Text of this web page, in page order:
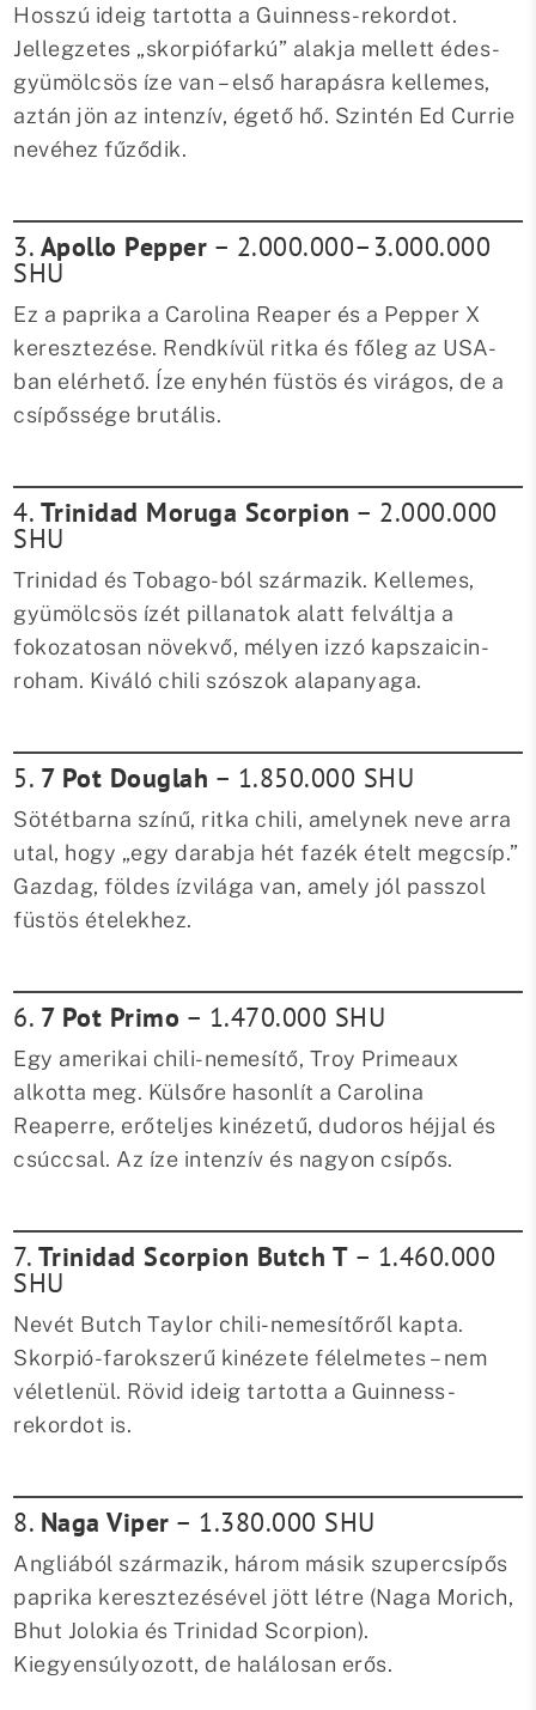
Hosszú ideig tartotta a Guinness-rekordot.
Jellegzetes „skorpiófarkú” alakja mellett édes-
gyümölcsös íze van – első harapásra kellemes,
aztán jön az intenzív, égető hő. Szintén Ed Currie
nevéhez fűződik.
3. Apollo Pepper – 2.000.000–3.000.000
SHU
Ez a paprika a Carolina Reaper és a Pepper X
keresztezése. Rendkívül ritka és főleg az USA-
ban elérhető. Íze enyhén füstös és virágos, de a
csípőssége brutális.
4. Trinidad Moruga Scorpion – 2.000.000
SHU
Trinidad és Tobago-ból származik. Kellemes,
gyümölcsös ízét pillanatok alatt felváltja a
fokozatosan növekvő, mélyen izzó kapszaicin-
roham. Kiváló chili szószok alapanyaga.
5. 7 Pot Douglah – 1.850.000 SHU
Sötétbarna színű, ritka chili, amelynek neve arra
utal, hogy „egy darabja hét fazék ételt megcsíp.”
Gazdag, földes ízvilága van, amely jól passzol
füstös ételekhez.
6. 7 Pot Primo – 1.470.000 SHU
Egy amerikai chili-nemesítő, Troy Primeaux
alkotta meg. Külsőre hasonlít a Carolina
Reaperre, erőteljes kinézetű, dudoros héjjal és
csúccsal. Az íze intenzív és nagyon csípős.
7. Trinidad Scorpion Butch T – 1.460.000
SHU
Nevét Butch Taylor chili-nemesítőről kapta.
Skorpió-farokszerű kinézete félelmetes – nem
véletlenül. Rövid ideig tartotta a Guinness-
rekordot is.
8. Naga Viper – 1.380.000 SHU
Angliából származik, három másik szupercsípős
paprika keresztezésével jött létre (Naga Morich,
Bhut Jolokia és Trinidad Scorpion).
Kiegyensúlyozott, de halálosan erős.